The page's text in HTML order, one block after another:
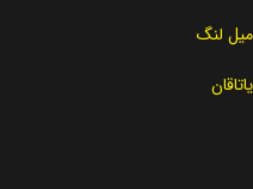
میل لنگ
یاتاقان